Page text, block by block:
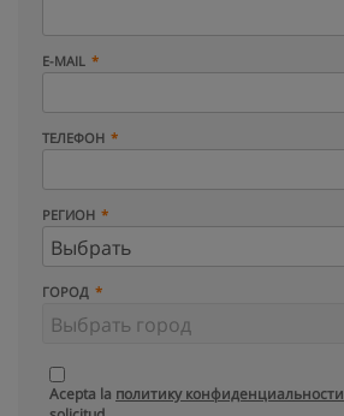
E-MAIL
ТЕЛЕФОН
РЕГИОН
ГОРОД
Acepta la политику конфиденциальности